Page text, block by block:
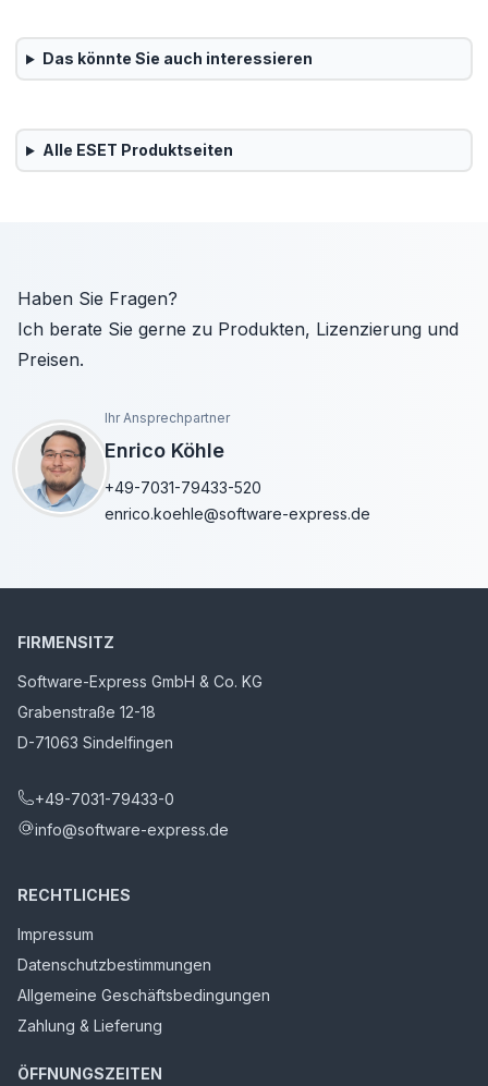
Das könnte Sie auch interessieren
Alle ESET Produktseiten
Haben Sie Fragen?
Ich berate Sie gerne zu Produkten, Lizenzierung und
Preisen.
Ihr Ansprechpartner
Enrico Köhle
+49-7031-79433-520
enrico.koehle@software-express.de
FIRMENSITZ
Software-Express GmbH & Co. KG
Grabenstraße 12-18
D-71063 Sindelfingen
+49-7031-79433-0
info@software-express.de
RECHTLICHES
Impressum
Datenschutzbestimmungen
Allgemeine Geschäftsbedingungen
Zahlung & Lieferung
ÖFFNUNGSZEITEN